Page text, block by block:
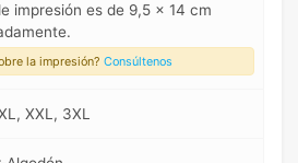
impresión es de 9,5 x 14 cm
la impresión? Consúltenos
XXL, 3XL